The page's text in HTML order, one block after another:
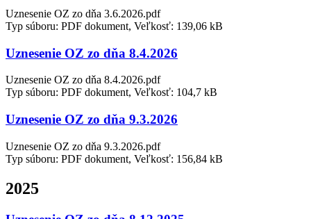
Uznesenie OZ zo dňa 3.6.2026.pdf
Typ súboru: PDF dokument, Veľkosť: 139,06 kB
Uznesenie OZ zo dňa 8.4.2026
Uznesenie OZ zo dňa 8.4.2026.pdf
Typ súboru: PDF dokument, Veľkosť: 104,7 kB
Uznesenie OZ zo dňa 9.3.2026
Uznesenie OZ zo dňa 9.3.2026.pdf
Typ súboru: PDF dokument, Veľkosť: 156,84 kB
2025